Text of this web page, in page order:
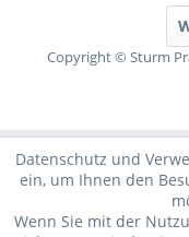
Copyright © Sturm
Datenschutz und
ein, um Ihnen den
Wenn Sie mit der